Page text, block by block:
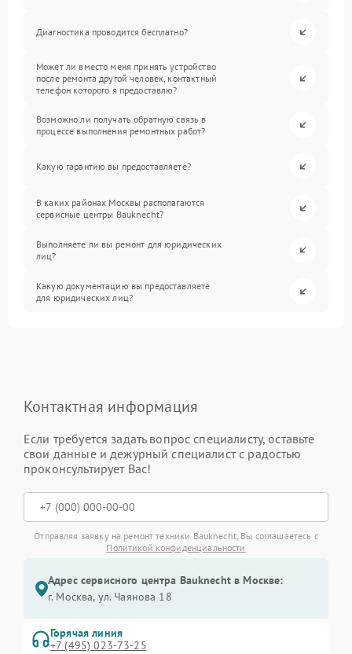
Диагностика проводится бесплатно?
Может ли вместо меня принять устройство
после ремонта другой человек, контактный
телефон которого я предоставлю?
Возможно ли получать обратную связь в
процессе выполнения ремонтных работ?
Какую гарантию вы предоставляете?
В каких районах Москвы располагаются
сервисные центры Bauknecht?
Выполняете ли вы ремонт для юридических
лиц?
Какую документацию вы предоставляете
для юридических лиц?
Контактная информация
Если требуется задать вопрос специалисту, оставьте
свои данные и дежурный специалист с радостью
проконсультирует Вас!
Отправляя заявку на ремонт техники Bauknecht, Вы соглашаетесь с
Политикой конфиденциальности
Адрес сервисного центра Bauknecht в Москве:
г. Москва, ул. Чаянова 18
Горячая линия
+7 (495) 023-73-25